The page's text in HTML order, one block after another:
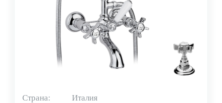
Страна:
Италия